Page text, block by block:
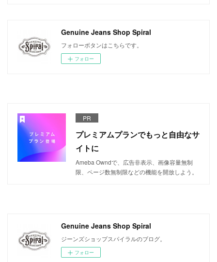
Genuine Jeans Shop Spiral
フォローボタンはこちらです。
フォロー
PR
プレミアムプランでもっと自由なサ
イトに
Ameba Owndで、広告非表示、画像容量無制
限、ページ数無制限などの機能を開放しよう。
Genuine Jeans Shop Spiral
ジーンズショップスパイラルのブログ。
フォロー